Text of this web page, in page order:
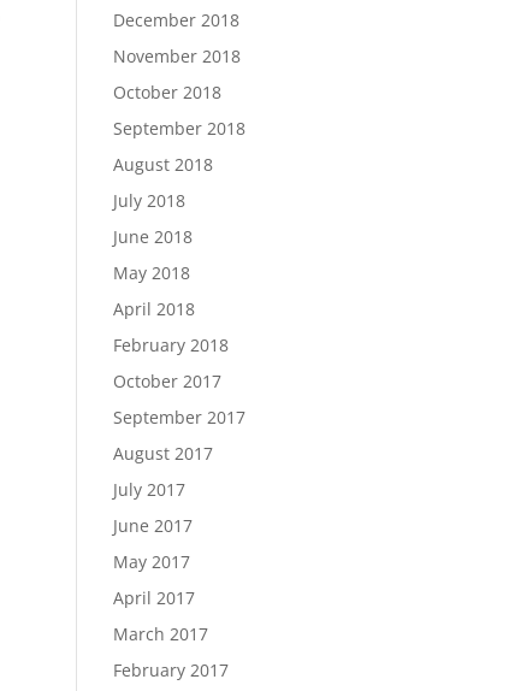
December 2018
November 2018
October 2018
September 2018
August 2018
July 2018
June 2018
May 2018
April 2018
February 2018
October 2017
September 2017
August 2017
July 2017
June 2017
May 2017
April 2017
March 2017
February 2017